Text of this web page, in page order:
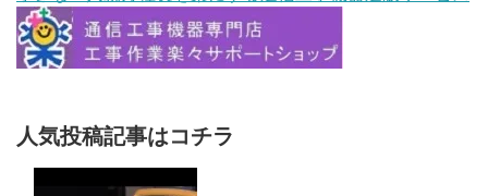
人気投稿記事はコチラ